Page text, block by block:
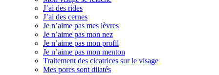
J’ai des rides
J’ai des cernes
Je n’aime pas mes lèvres
Je n’aime pas mon nez
Je n’aime pas mon profil
Je n’aime pas mon menton
Traitement des cicatrices sur le visage
Mes pores sont dilatés